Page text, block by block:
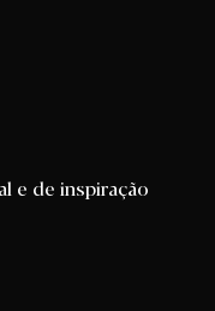
e de inspiração